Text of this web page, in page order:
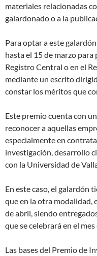
materiales relacionadas
galardonado o a la
Para optar a este
hasta el 15 de marzo
Registro Central o en el
mediante un escrito
constar los méritos que
Este premio cuenta con
reconocer a aquellas
especialmente en
investigación, desarrollo
con la Universidad de
En este caso, el galardón
que en la otra modalidad,
de abril, siendo
que se celebrará en el mes
Las bases del Premio de